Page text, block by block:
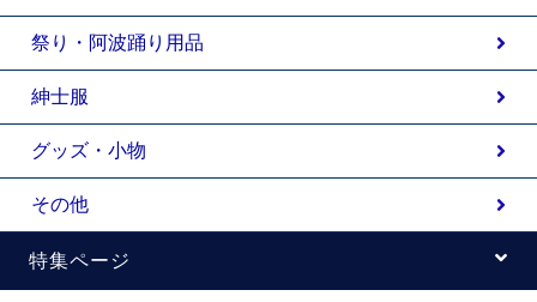
祭り・阿波踊り用品
紳士服
グッズ・小物
その他
特集ページ